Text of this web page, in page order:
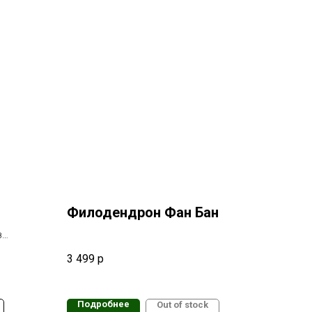
Филодендрон Фан Бан
3 499 р
Подробнее Out of stock